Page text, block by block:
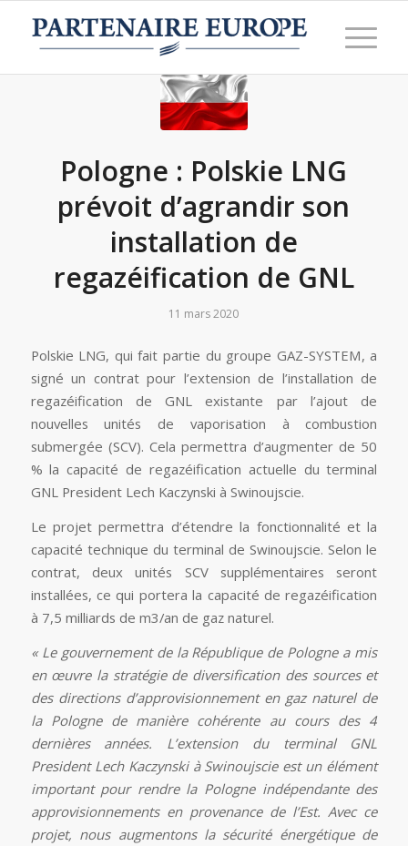
Pologne : Polskie LNG
prévoit d’agrandir son
installation de
regazéification de GNL
11 mars 2020
Polskie LNG, qui fait partie du groupe GAZ-SYSTEM, a
signé un contrat pour l’extension de l’installation de
regazéification de GNL existante par l’ajout de
nouvelles unités de vaporisation à combustion
submergée (SCV). Cela permettra d’augmenter de 50
% la capacité de regazéification actuelle du terminal
GNL President Lech Kaczynski à Swinoujscie.
Le projet permettra d’étendre la fonctionnalité et la
capacité technique du terminal de Swinoujscie. Selon le
contrat, deux unités SCV supplémentaires seront
installées, ce qui portera la capacité de regazéification
à 7,5 milliards de m3/an de gaz naturel.
« Le gouvernement de la République de Pologne a mis
en œuvre la stratégie de diversification des sources et
des directions d’approvisionnement en gaz naturel de
la Pologne de manière cohérente au cours des 4
dernières années. L’extension du terminal GNL
President Lech Kaczynski à Swinoujscie est un élément
important pour rendre la Pologne indépendante des
approvisionnements en provenance de l’Est. Avec ce
projet, nous augmentons la sécurité énergétique de